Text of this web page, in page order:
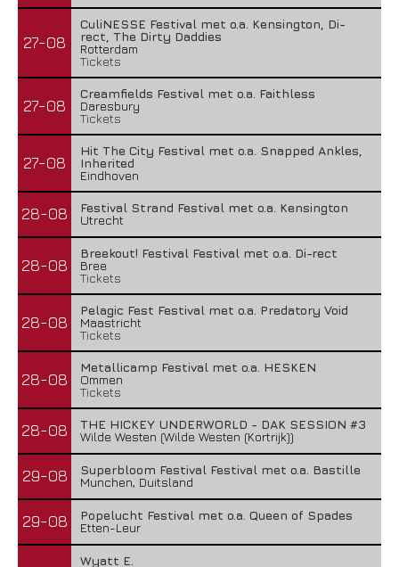
27-08
CuliNESSE Festival met o.a. Kensington, Di-
rect, The Dirty Daddies
Rotterdam
Tickets
27-08
Creamfields Festival met o.a. Faithless
Daresbury
Tickets
27-08
Hit The City Festival met o.a. Snapped Ankles,
Inherited
Eindhoven
28-08
Festival Strand Festival met o.a. Kensington
Utrecht
28-08
Breekout! Festival Festival met o.a. Di-rect
Bree
Tickets
28-08
Pelagic Fest Festival met o.a. Predatory Void
Maastricht
Tickets
28-08
Metallicamp Festival met o.a. HESKEN
Ommen
Tickets
28-08
THE HICKEY UNDERWORLD - DAK SESSION #3
Wilde Westen (Wilde Westen (Kortrijk))
29-08
Superbloom Festival Festival met o.a. Bastille
Munchen, Duitsland
29-08
Popelucht Festival met o.a. Queen of Spades
Etten-Leur
Wyatt E.